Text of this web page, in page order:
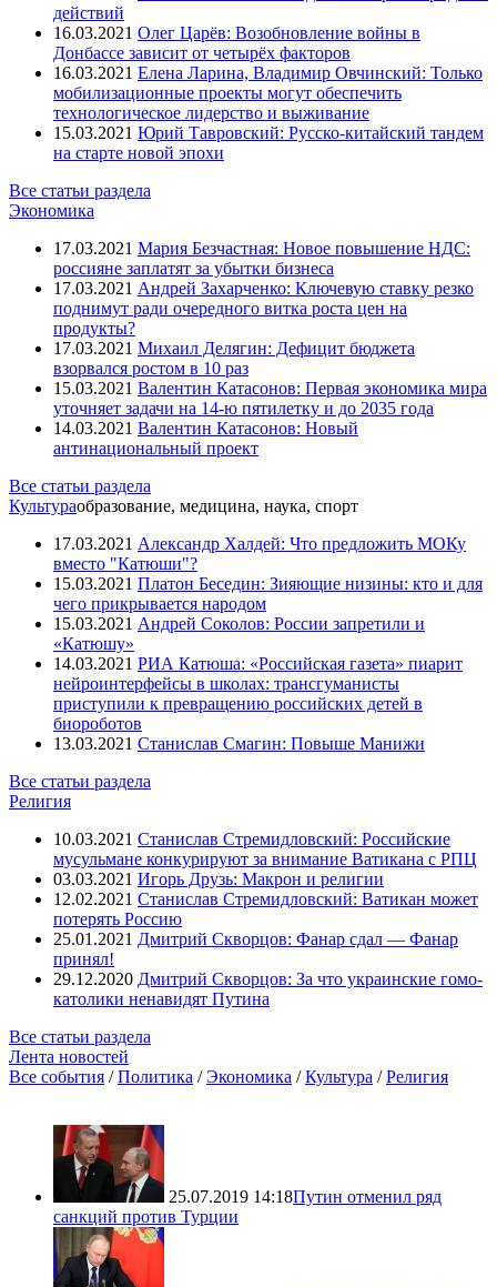
действий
16.03.2021 Олег Царёв: Возобновление войны в
Донбассе зависит от четырёх факторов
16.03.2021 Елена Ларина, Владимир Овчинский: Только
мобилизационные проекты могут обеспечить
технологическое лидерство и выживание
15.03.2021 Юрий Тавровский: Русско-китайский тандем
на старте новой эпохи
Все статьи раздела
Экономика
17.03.2021 Мария Безчастная: Новое повышение НДС:
россияне заплатят за убытки бизнеса
17.03.2021 Андрей Захарченко: Ключевую ставку резко
поднимут ради очередного витка роста цен на
продукты?
17.03.2021 Михаил Делягин: Дефицит бюджета
взорвался ростом в 10 раз
15.03.2021 Валентин Катасонов: Первая экономика мира
уточняет задачи на 14-ю пятилетку и до 2035 года
14.03.2021 Валентин Катасонов: Новый
антинациональный проект
Все статьи раздела
Культураобразование, медицина, наука, спорт
17.03.2021 Александр Халдей: Что предложить МОКу
вместо "Катюши"?
15.03.2021 Платон Беседин: Зияющие низины: кто и для
чего прикрывается народом
15.03.2021 Андрей Соколов: России запретили и
«Катюшу»
14.03.2021 РИА Катюша: «Российская газета» пиарит
нейроинтерфейсы в школах: трансгуманисты
приступили к превращению российских детей в
биороботов
13.03.2021 Станислав Смагин: Повыше Манижи
Все статьи раздела
Религия
10.03.2021 Станислав Стремидловский: Российские
мусульмане конкурируют за внимание Ватикана с РПЦ
03.03.2021 Игорь Друзь: Макрон и религии
12.02.2021 Станислав Стремидловский: Ватикан может
потерять Россию
25.01.2021 Дмитрий Скворцов: Фанар сдал — Фанар
принял!
29.12.2020 Дмитрий Скворцов: За что украинские гомо-
католики ненавидят Путина
Все статьи раздела
Лента новостей
Все события /Политика /Экономика /Культура /Религия
25.07.2019 14:18Путин отменил ряд
санкций против Турции